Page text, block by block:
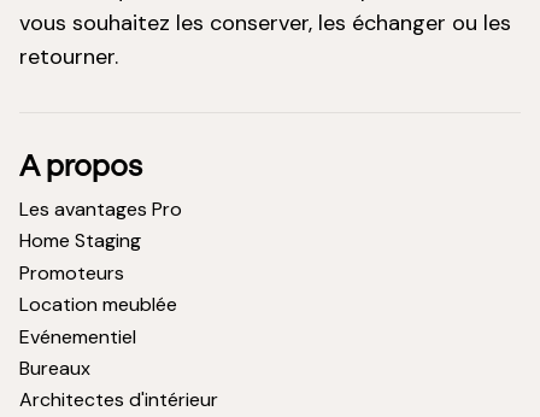
vous souhaitez les conserver, les échanger ou les
retourner.
A propos
Les avantages Pro
Home Staging
Promoteurs
Location meublée
Evénementiel
Bureaux
Architectes d'intérieur